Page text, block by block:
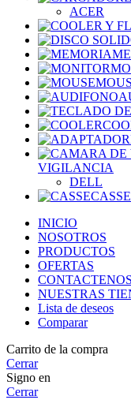
ACER
VIGILANCIA
DELL
CASSE
INICIO
NOSOTROS
PRODUCTOS
OFERTAS
CONTACTENOS
NUESTRAS
Lista de deseos
Comparar
Carrito de la compra
Cerrar
Signo en
Cerrar